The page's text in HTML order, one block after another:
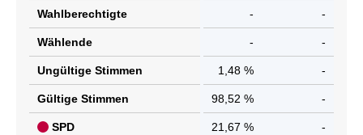
Wahlberechtigte - -
Wählende - -
Ungültige Stimmen 1,48 % -
Gültige Stimmen 98,52 % -
SPD 21,67 % -